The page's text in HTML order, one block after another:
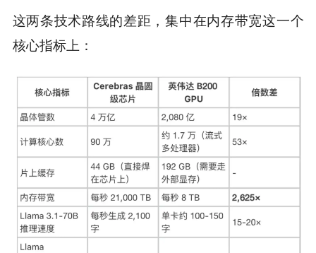
这两条技术路线的差距，集中在内存带宽这一个
核心指标上：